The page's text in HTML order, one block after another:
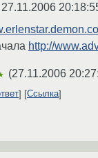
27.11.2006
http://
(27.11.2006
Ссылка